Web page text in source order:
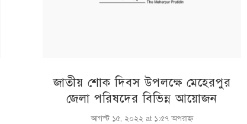
জাতীয় শোক দিবস উপলক্ষে মেহেরপুর
জেলা পরিষদের বিভিন্ন আয়োজন
আগস্ট ১৫, ২০২২ at ১:৫৭ অপরাহ্ণ